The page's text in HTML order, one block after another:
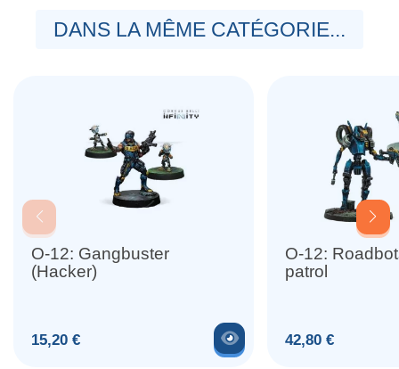
DANS LA MÊME CATÉGORIE...
O-12: Gangbuster
(Hacker)
Prix
15,20 € Voir le produit
O-12:
patrol
Prix
42,80 €